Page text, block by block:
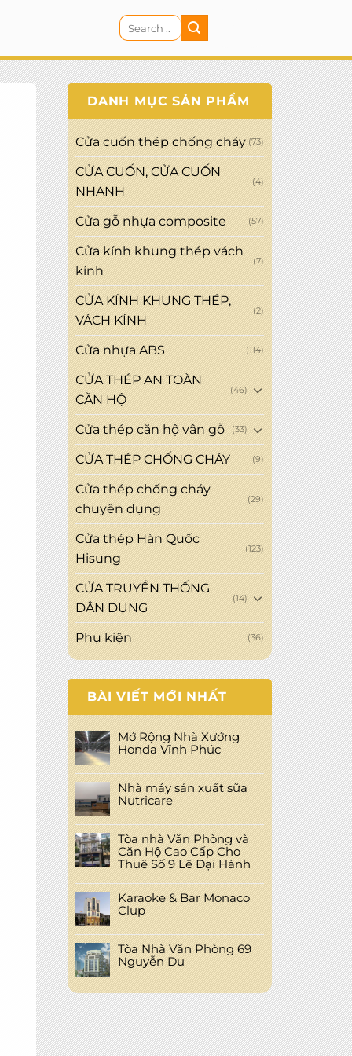
Search
for:
DANH MỤC SẢN PHẨM
Cửa cuốn thép chống cháy (73)
CỬA CUỐN, CỬA CUỐN
NHANH
(4)
Cửa gỗ nhựa composite (57)
Cửa kính khung thép vách
kính
(7)
CỬA KÍNH KHUNG THÉP,
VÁCH KÍNH
(2)
Cửa nhựa ABS (114)
CỬA THÉP AN TOÀN
CĂN HỘ
(46)
Cửa thép căn hộ vân gỗ (33)
CỬA THÉP CHỐNG CHÁY (9)
Cửa thép chống cháy
chuyên dụng
(29)
Cửa thép Hàn Quốc
Hisung
(123)
CỬA TRUYỀN THỐNG
DÂN DỤNG
(14)
Phụ kiện (36)
BÀI VIẾT MỚI NHẤT
Mở Rộng Nhà Xưởng
Honda Vĩnh Phúc
Nhà máy sản xuất sữa
Nutricare
Tòa nhà Văn Phòng và
Căn Hộ Cao Cấp Cho
Thuê Số 9 Lê Đại Hành
Karaoke & Bar Monaco
Clup
Tòa Nhà Văn Phòng 69
Nguyễn Du